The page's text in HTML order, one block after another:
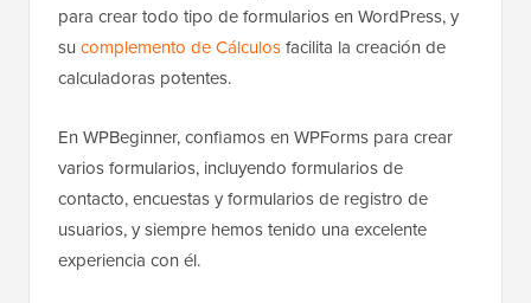
para crear todo tipo de formularios en WordPress, y
su complemento de Cálculosfacilita la creación de
calculadoras potentes.
En WPBeginner, confiamos en WPForms para crear
varios formularios, incluyendo formularios de
contacto, encuestas y formularios de registro de
usuarios, y siempre hemos tenido una excelente
experiencia con él.